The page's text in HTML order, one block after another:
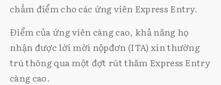
chấm điểm cho các ứng viên Express Entry.
Điểm của ứng viên càng cao, khả năng họ
nhận được lời mời nộpđơn (ITA) xin thường
trú thông qua một đợt rút thăm Express Entry
càng cao.